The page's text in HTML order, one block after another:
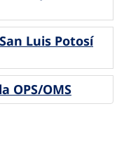
Luis Potosí
OPS/OMS